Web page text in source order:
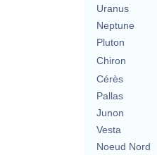
Uranus
Neptune
Pluton
Chiron
Cérès
Pallas
Junon
Vesta
Noeud Nord